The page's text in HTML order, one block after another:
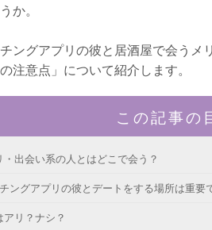
か。
ングアプリの彼と居酒屋で会うメ
注意点」について紹介します。
この記事の
出会い系の人とはどこで会う？
ングアプリの彼とデートをする場所は重要で
リ？ナシ？